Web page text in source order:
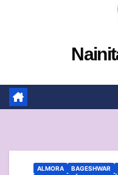
ALMORA BAGESHWAR